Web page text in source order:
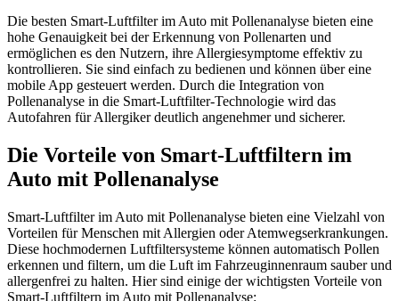
Die besten Smart-Luftfilter im Auto mit Pollenanalyse bieten eine
hohe Genauigkeit bei der Erkennung von Pollenarten und
ermöglichen es den Nutzern, ihre Allergiesymptome effektiv zu
kontrollieren. Sie sind einfach zu bedienen und können über eine
mobile App gesteuert werden. Durch die Integration von
Pollenanalyse in die Smart-Luftfilter-Technologie wird das
Autofahren für Allergiker deutlich angenehmer und sicherer.
Die Vorteile von Smart-Luftfiltern im
Auto mit Pollenanalyse
Smart-Luftfilter im Auto mit Pollenanalyse bieten eine Vielzahl von
Vorteilen für Menschen mit Allergien oder Atemwegserkrankungen.
Diese hochmodernen Luftfiltersysteme können automatisch Pollen
erkennen und filtern, um die Luft im Fahrzeuginnenraum sauber und
allergenfrei zu halten. Hier sind einige der wichtigsten Vorteile von
Smart-Luftfiltern im Auto mit Pollenanalyse: